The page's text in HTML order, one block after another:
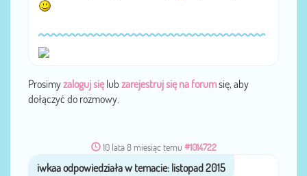
Prosimyzaloguj sięlub zarejestruj się na forumsię, aby
dołączyć do rozmowy.
10 lata 8 miesiąc temu #1014722
przeziwkaa